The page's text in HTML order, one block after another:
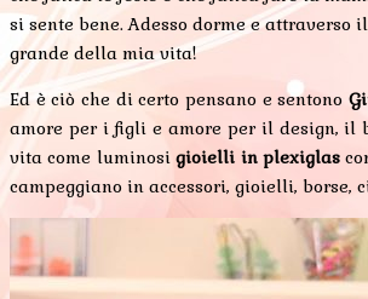
si sente bene. Adesso dorme e
grande della mia vita!
Ed è ciò che di certo pensano e sentono
amore per i figli e amore per il design, il
vita come luminosigioielli in plexiglas
campeggiano in accessori, gioielli, borse,